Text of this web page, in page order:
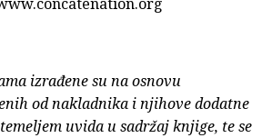
izrađene su na osnovu
od nakladnika i njihove dodatne
uvida u sadržaj knjige, te se